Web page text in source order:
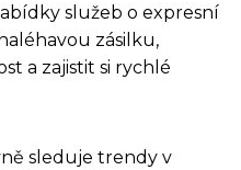
služeb o expresní
zásilku,
a zajistit si rychlé
sleduje trendy v